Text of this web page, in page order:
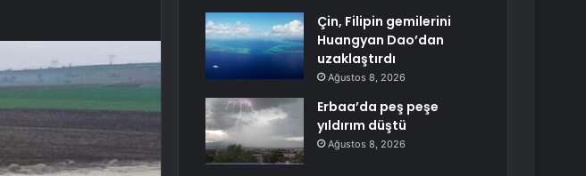
Çin, Filipin gemilerini
Huangyan Dao’dan
uzaklaştırdı
Ağustos 8, 2026
Erbaa’da peş peşe
yıldırım düştü
Ağustos 8, 2026